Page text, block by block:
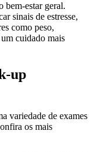
bem-estar geral.
sinais de estresse,
como peso,
cuidado mais
up
variedade de exames
os mais